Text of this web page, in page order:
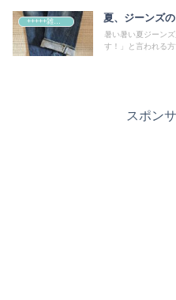
夏、ジーンズ
暑い暑い夏ジーン
す！」と言われる
スポン